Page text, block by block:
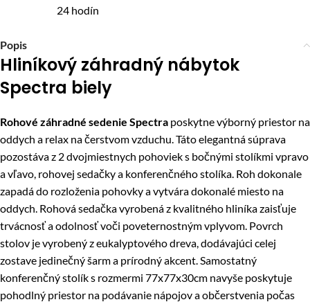
24 hodín
Popis
Hliníkový záhradný nábytok
Spectra biely
Rohové záhradné sedenie Spectra poskytne výborný priestor na
oddych a relax na čerstvom vzduchu. Táto elegantná súprava
pozostáva z 2 dvojmiestnych pohoviek s bočnými stolíkmi vpravo
a vľavo, rohovej sedačky a konferenčného stolíka. Roh dokonale
zapadá do rozloženia pohovky a vytvára dokonalé miesto na
oddych. Rohová sedačka vyrobená z kvalitného hliníka zaisťuje
trvácnosť a odolnosť voči poveternostným vplyvom. Povrch
stolov je vyrobený z eukalyptového dreva, dodávajúci celej
zostave jedinečný šarm a prírodný akcent. Samostatný
konferenčný stolík s rozmermi 77x77x30cm navyše poskytuje
pohodlný priestor na podávanie nápojov a občerstvenia počas